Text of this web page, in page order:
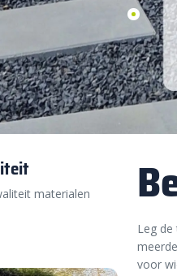
materialen
Leg
voor